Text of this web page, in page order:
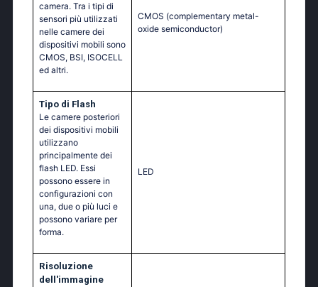
camera. Tra i tipi di
sensori più utilizzati
nelle camere dei
dispositivi mobili sono
CMOS, BSI, ISOCELL
ed altri.
CMOS (complementary metal-
oxide semiconductor)
Tipo di Flash
Le camere posteriori
dei dispositivi mobili
utilizzano
principalmente dei
flash LED. Essi
possono essere in
configurazioni con
una, due o più luci e
possono variare per
forma.
LED
Risoluzione
dell'immagine